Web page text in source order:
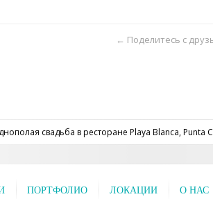
← Поделитесь с
свадьба в ресторане Playa Blanca, Punta
ПОРТФОЛИО ЛОКАЦИИ О НАС